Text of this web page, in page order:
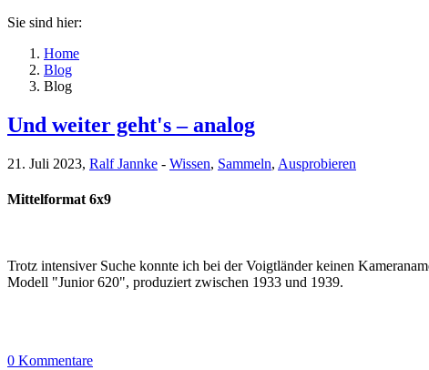
Sie sind hier:
Home
Blog
Blog
Und weiter geht's – analog
21. Juli 2023, Ralf Jannke - Wissen, Sammeln, Ausprobieren
Mittelformat 6x9
Trotz intensiver Suche konnte ich bei der Voigtländer keinen
Modell "Junior 620", produziert zwischen 1933 und 1939.
0 Kommentare